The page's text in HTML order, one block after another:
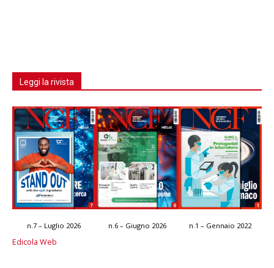
Leggi la rivista
n.7 – Luglio 2026 n.6 – Giugno 2026 n.1 – Gennaio 2022
Edicola Web